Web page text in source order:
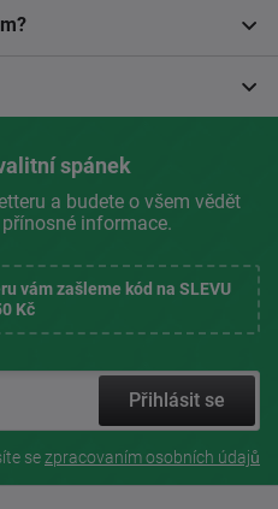
spánek
a budete o všem vědět
informace.
vám zašleme kód na SLEVU
Kč
Přihlásit se
sezpracovaním osobních údajů